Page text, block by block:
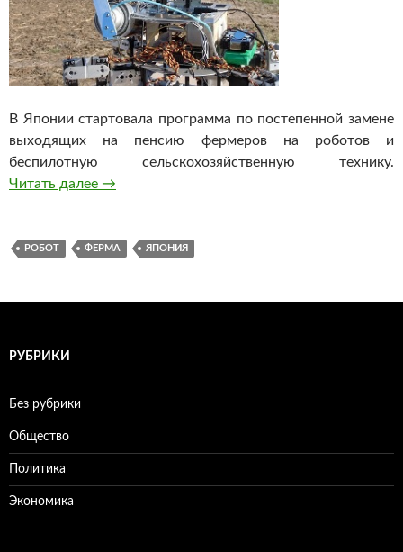
В Японии стартовала программа по постепенной замене
выходящих на пенсию фермеров на роботов и
беспилотную сельскохозяйственную технику.
Читать далее Япония потратит $37 млн на замену
→
РОБОТ ФЕРМА ЯПОНИЯ
РУБРИКИ
Без рубрики
Общество
Политика
Экономика